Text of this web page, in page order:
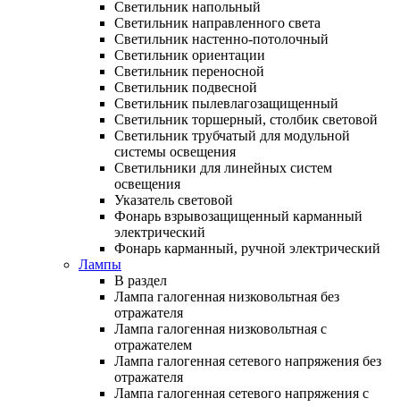
Светильник напольный
Светильник направленного света
Светильник настенно-потолочный
Светильник ориентации
Светильник переносной
Светильник подвесной
Светильник пылевлагозащищенный
Светильник торшерный, столбик световой
Светильник трубчатый для модульной
системы освещения
Светильники для линейных систем
освещения
Указатель световой
Фонарь взрывозащищенный карманный
электрический
Фонарь карманный, ручной электрический
Лампы
В раздел
Лампа галогенная низковольтная без
отражателя
Лампа галогенная низковольтная с
отражателем
Лампа галогенная сетевого напряжения без
отражателя
Лампа галогенная сетевого напряжения с